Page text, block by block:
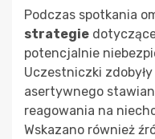
Podczas spotkania
strategie
potencjalnie
Uczestniczki
asertywnego
reagowania na
Wskazano również